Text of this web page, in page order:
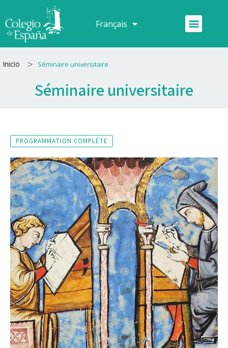
au
contenu
Français
Español Menu
Inicio > Séminaire universitaire
Séminaire universitaire
PROGRAMMATION COMPLÈTE